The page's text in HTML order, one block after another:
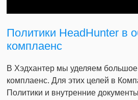
Политики HeadHunter в
комплаенс
В Хэдхантер мы уделяем
комплаенс. Для этих целей в
Политики и внутренние документы